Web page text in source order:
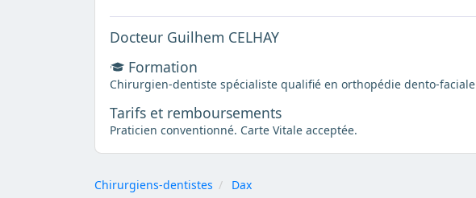
Docteur Guilhem CELHAY
Formation
Chirurgien-dentiste spécialiste qualifié en orthopédie dento-faciale
Tarifs et remboursements
Praticien conventionné. Carte Vitale acceptée.
Chirurgiens-dentistes Dax